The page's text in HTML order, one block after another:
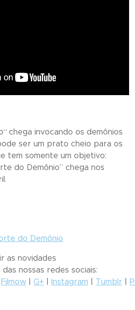
“ chega invocando os demônios
ser um prato cheio para os
tem somente um objetivo:
do Demônio” chega nos
do Demônio
as novidades
das nossas redes sociais:
Filmow G+ Instagram Tumblr